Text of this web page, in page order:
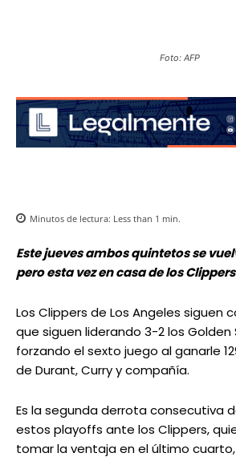
Foto: AFP
Minutos de lectura: Less than 1 min.
Este jueves ambos quintetos se
pero esta vez en casa de los Clippers
Los Clippers de Los Angeles siguen
que siguen liderando 3-2 los Golden
forzando el sexto juego al ganarle
de Durant, Curry y compañía.
Es la segunda derrota consecutiva
estos playoffs ante los Clippers,
tomar la ventaja en el último